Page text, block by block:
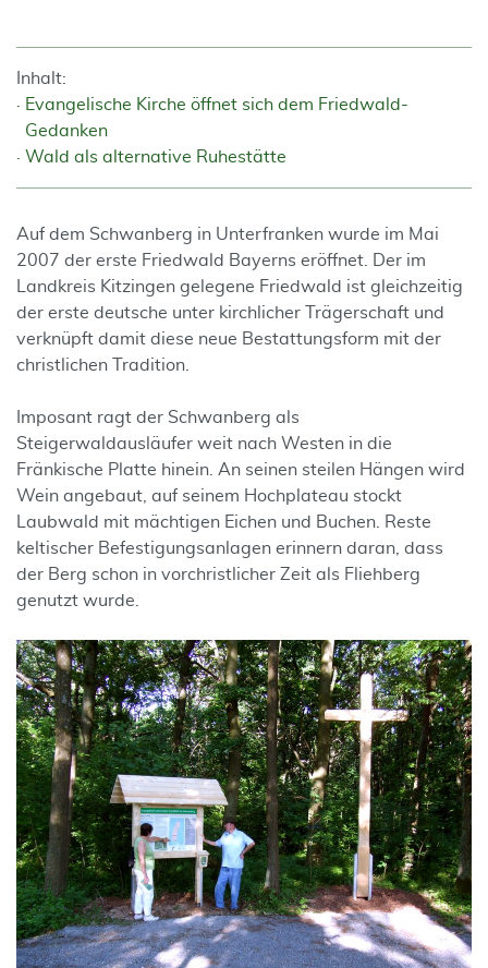
Inhalt:
Evangelische Kirche öffnet sich dem Friedwald-
Gedanken
Wald als alternative Ruhestätte
Auf dem Schwanberg in Unterfranken wurde im Mai
2007 der erste Friedwald Bayerns eröffnet. Der im
Landkreis Kitzingen gelegene Friedwald ist gleichzeitig
der erste deutsche unter kirchlicher Trägerschaft und
verknüpft damit diese neue Bestattungsform mit der
christlichen Tradition.
Imposant ragt der Schwanberg als
Steigerwaldausläufer weit nach Westen in die
Fränkische Platte hinein. An seinen steilen Hängen wird
Wein angebaut, auf seinem Hochplateau stockt
Laubwald mit mächtigen Eichen und Buchen. Reste
keltischer Befestigungsanlagen erinnern daran, dass
der Berg schon in vorchristlicher Zeit als Fliehberg
genutzt wurde.